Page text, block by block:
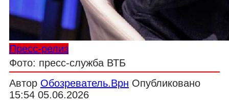
Пресс-релиз
Фото: пресс-служба ВТБ
Автор Обозреватель.Врн Опубликовано
15:54 05.06.2026